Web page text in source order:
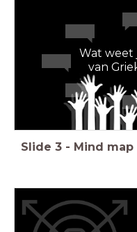
Wat weet
van
Slide 3 - Mind map